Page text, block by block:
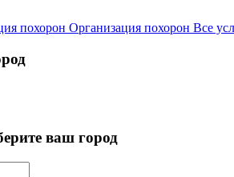
похорон Организация похорон Все
ваш город